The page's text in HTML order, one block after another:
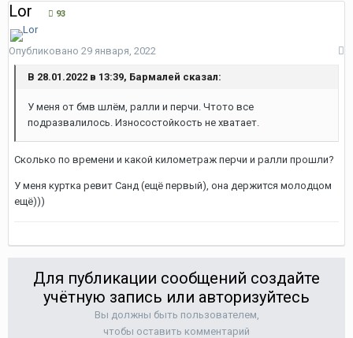
Lor 93
Опубликовано 29 января, 2022
В 28.01.2022 в 13:39, Бармалей сказал:
У меня от бмв шлём, ралли и перчи. Чтото все
подразвалилось . Износостойкость не хватает.
Сколько по времени и какой километраж перчи и ралли прошли?
У меня куртка ревит Санд (ещё первый), она держится молодцом
ещё)))
Для публикации сообщений создайте
учётную запись или авторизуйтесь
Вы должны быть пользователем,
чтобы оставить комментарий